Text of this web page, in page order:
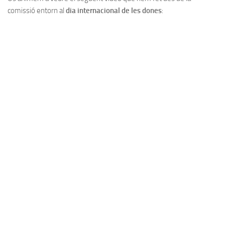
comissió entorn al dia internacional de les dones: